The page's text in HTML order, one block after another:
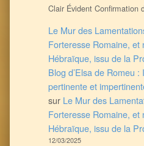
Clair Évident Confirmation
Le Mur des
Forteresse Romaine, et
Hébraïque, issu de la
Blog d’Elsa de Romeu
pertinente et
sur Le Mur des
Forteresse Romaine, et
Hébraïque, issu de la
12/03/2025